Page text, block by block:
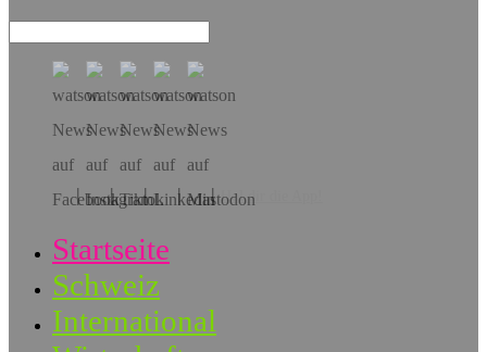
Hol dir die App!
Startseite
Schweiz
International